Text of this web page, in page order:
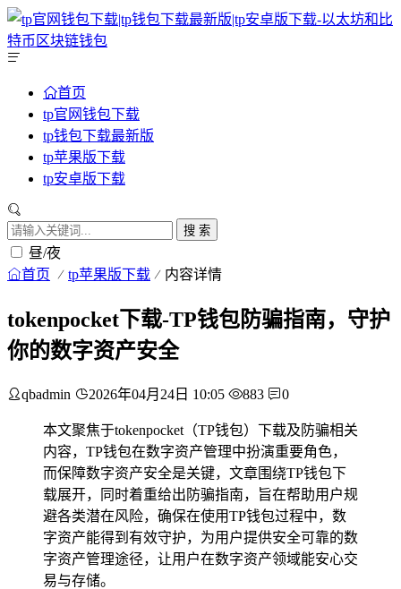
首页
tp官网钱包下载
tp钱包下载最新版
tp苹果版下载
tp安卓版下载
搜 索
昼/夜
首页 tp苹果版下载 内容详情
tokenpocket下载-TP钱包防骗指南，守护
你的数字资产安全
qbadmin 2026年04月24日 10:05 883 0
本文聚焦于tokenpocket（TP钱包）下载及防骗相关
内容，TP钱包在数字资产管理中扮演重要角色，
而保障数字资产安全是关键，文章围绕TP钱包下
载展开，同时着重给出防骗指南，旨在帮助用户规
避各类潜在风险，确保在使用TP钱包过程中，数
字资产能得到有效守护，为用户提供安全可靠的数
字资产管理途径，让用户在数字资产领域能安心交
易与存储。